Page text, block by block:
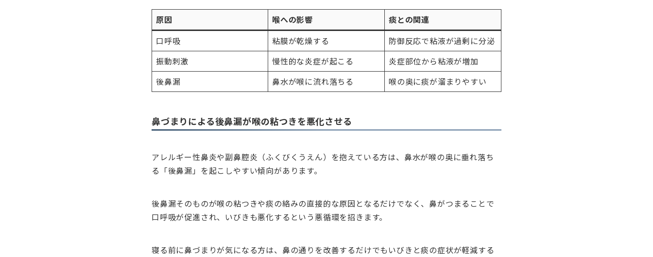
原因 喉への影響
痰との関連
口呼吸
粘膜が乾燥する
防御反応で粘液が過剰に分泌
振動刺激
慢性的な炎症が起こる
炎症部位から粘液が増加
後鼻漏
鼻水が喉に流れ落ちる 喉の奥に痰が溜まりやすい
鼻づまりによる後鼻漏が喉の粘つきを悪化させる
アレルギー性鼻炎や副鼻腔炎（ふくびくうえん）を抱えている方は、鼻水が喉の奥に垂れ落ち
る「後鼻漏」を起こしやすい傾向があります。
後鼻漏そのものが喉の粘つきや痰の絡みの直接的な原因となるだけでなく、鼻がつまることで
口呼吸が促進され、いびきも悪化するという悪循環を招きます。
寝る前に鼻づまりが気になる方は、鼻の通りを改善するだけでもいびきと痰の症状が軽減する